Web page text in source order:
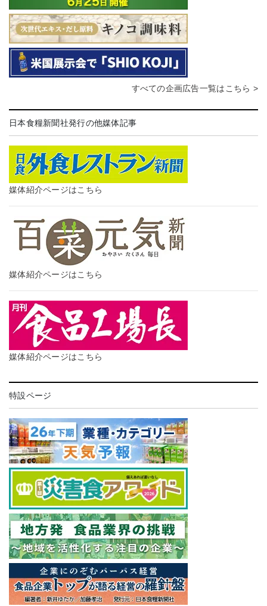
すべての企画広告一覧はこちら >
日本食糧新聞社発行の他媒体記事
媒体紹介ページはこちら
媒体紹介ページはこちら
媒体紹介ページはこちら
特設ページ